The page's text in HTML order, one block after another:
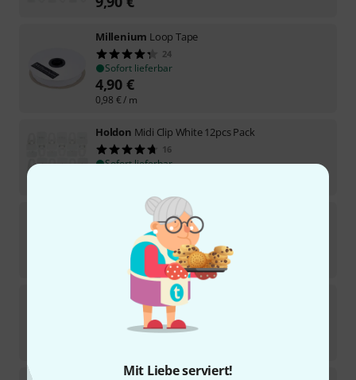
Mit Liebe serviert!
Millenium Loop Tape
24
Sofort lieferbar
4,90 €
0,98 €/ m
Holdon Midi Clip White 12pcs Pack
16
Sofort lieferbar
Spannfix XL Ø 6mm white 12 pcs
13
Sofort lieferbar
Stairville Spannfix Ø 4mm Grey 12 pcs
46
Sofort lieferbar